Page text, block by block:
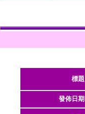
標
發佈日